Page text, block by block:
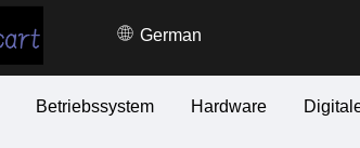
German
Betriebssystem Hardware